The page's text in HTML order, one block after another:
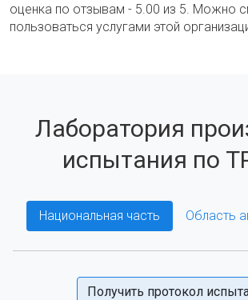
оценка по отзывам - 5.00 из 5. Можно
пользоваться услугами этой
Лаборатория
испытания по
Национальная часть Область
Получить протокол